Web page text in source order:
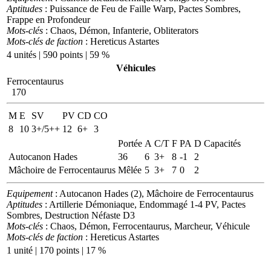
Aptitudes : Puissance de Feu de Faille Warp, Pactes Sombres,
Frappe en Profondeur
Mots-clés : Chaos, Démon, Infanterie, Obliterators
Mots-clés de faction : Hereticus Astartes
4 unités | 590 points | 59 %
Véhicules
Ferrocentaurus
170
M E SV PV CD CO
8
10 3+/5++ 12 6+ 3
Portée A C/T F PA D Capacités
Autocanon Hades
36 6 3+ 8 -1
2
Mâchoire de Ferrocentaurus Mêlée 5 3+ 7 0 2
Equipement: Autocanon Hades (2), Mâchoire de Ferrocentaurus
Aptitudes : Artillerie Démoniaque, Endommagé 1-4 PV, Pactes
Sombres, Destruction Néfaste D3
Mots-clés : Chaos, Démon, Ferrocentaurus, Marcheur, Véhicule
Mots-clés de faction : Hereticus Astartes
1 unité | 170 points | 17 %